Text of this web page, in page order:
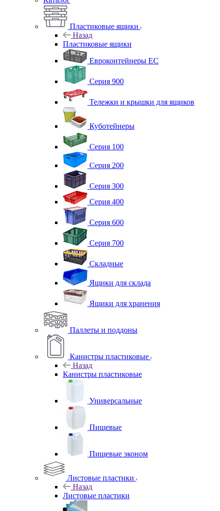
Пластиковые ящики
Назад
Пластиковые ящики
Евроконтейнеры ЕС
Серия 900
Тележки и крышки для ящиков
Куботейнеры
Серия 100
Серия 200
Серия 300
Серия 400
Серия 600
Серия 700
Складные
Ящики для склада
Ящики для хранения
Паллеты и поддоны
Канистры пластиковые
Назад
Канистры пластиковые
Универсальные
Пищевые
Пищевые эконом
Листовые пластики
Назад
Листовые пластики